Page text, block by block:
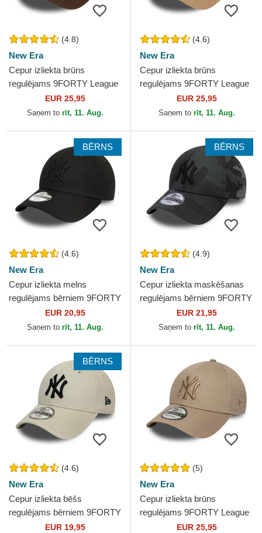
(4.8)
New Era
Cepur izliekta brūns
regulējams 9FORTY League
Essential no New York
Yankees MLB no New Era
EUR 25,95
Saņem to rīt, 11. Aug.
(4.6)
New Era
Cepur izliekta brūns
regulējams 9FORTY League
Essential no New York
Yankees MLB no New Era
EUR 25,95
Saņem to rīt, 11. Aug.
BĒRNS
(4.6)
New Era
Cepur izliekta melns
regulējams bērniem 9FORTY
League Essential no New
York Yankees MLB no New
EUR 20,95
Saņem to rīt, 11. Aug.
BĒRNS
(4.9)
New Era
Cepur izliekta maskēšanas
regulējams bērniem 9FORTY
League Essential no New
York Yankees MLB no...
EUR 21,95
Saņem to rīt, 11. Aug.
BĒRNS
(4.6)
New Era
Cepur izliekta bēšs
regulējams bērniem 9FORTY
League Essential no New
EUR 19,95
(5)
New Era
Cepur izliekta brūns
regulējams 9FORTY League
Essential no New York
EUR 25,95